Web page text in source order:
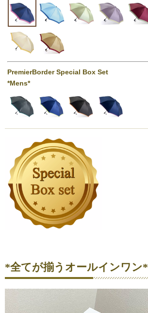
PremierBorder Special Box Set
*Mens*
*全てが揃うオールインワン*